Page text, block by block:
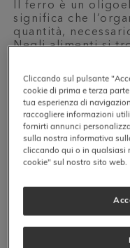
Il ferro è un
significa che
quantità,
Negli alimenti si
Il ferro eme,
origine animale
pollame e il
Il ferro non
vegetali, tra cui
verdure a foglia
Il ferro non eme è
biodisponibile
significa che il
difficoltà ad
sono altri
Cliccando sul pulsante
cookie di prima e terza
tua esperienza di
raccogliere informazioni
fornirti annunci
sulla nostra informativa
cliccando qui o in qualsiasi
cookie" sul nostro sito web.